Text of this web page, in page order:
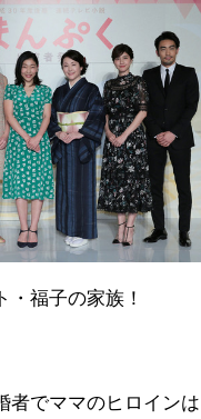
福子の家族！
者でママのヒロイン